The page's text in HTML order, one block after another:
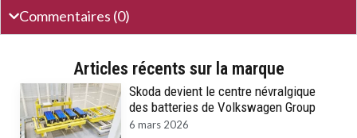
Commentaires (0)
Articles récents sur la marque
Skoda devient le centre névralgique
des batteries de Volkswagen Group
6 mars 2026